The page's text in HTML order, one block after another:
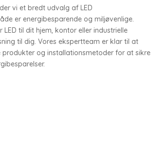
vi et bredt udvalg af LED
er energibesparende og miljøvenlige.
til dit hjem, kontor eller industrielle
til dig. Vores ekspertteam er klar til at
og installationsmetoder for at sikre